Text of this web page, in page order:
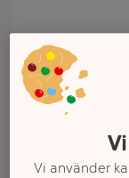
Vi använder